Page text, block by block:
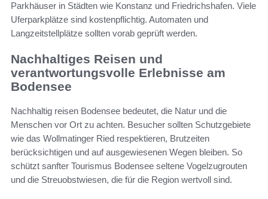
Parkhäuser in Städten wie Konstanz und Friedrichshafen. Viele
Uferparkplätze sind kostenpflichtig. Automaten und
Langzeitstellplätze sollten vorab geprüft werden.
Nachhaltiges Reisen und
verantwortungsvolle Erlebnisse am
Bodensee
Nachhaltig reisen Bodensee bedeutet, die Natur und die
Menschen vor Ort zu achten. Besucher sollten Schutzgebiete
wie das Wollmatinger Ried respektieren, Brutzeiten
berücksichtigen und auf ausgewiesenen Wegen bleiben. So
schützt sanfter Tourismus Bodensee seltene Vogelzugrouten
und die Streuobstwiesen, die für die Region wertvoll sind.